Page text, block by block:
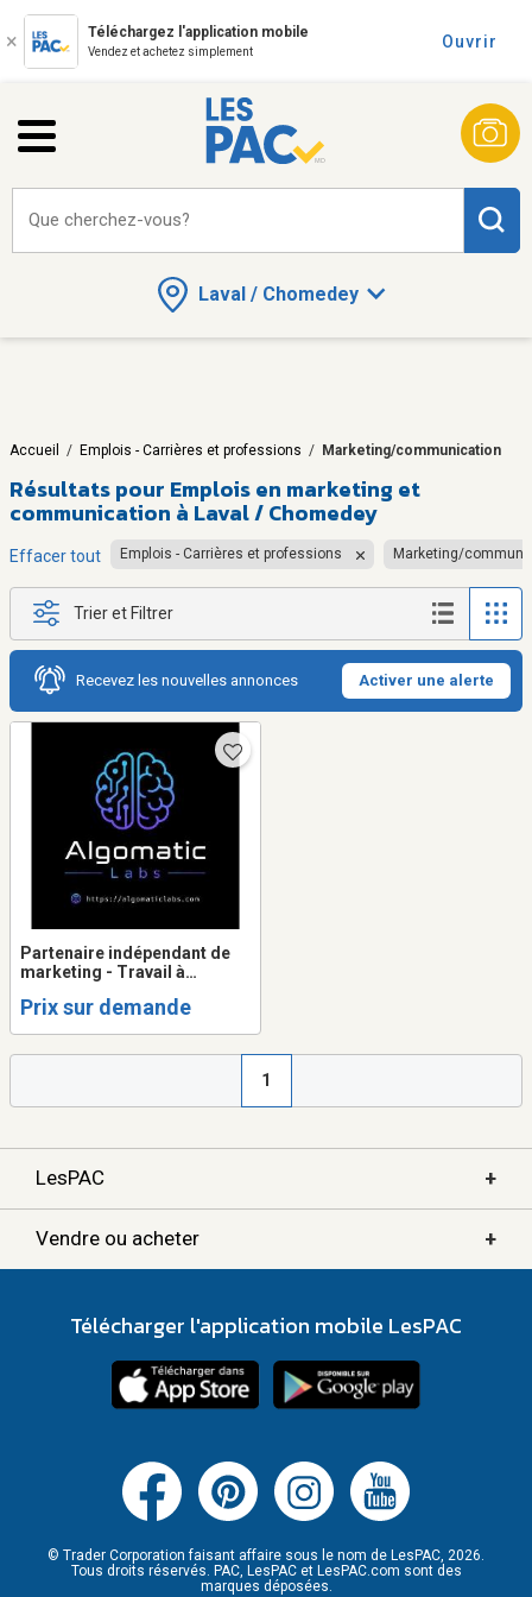
Téléchargez l'application mobile
Vendez et achetez simplement
Ouvrir
Laval / Chomedey
Que cherchez-vous?
Accueil / Emplois - Carrières et professions / Marketing/communication
Résultats pour Emplois en marketing et
communication à Laval / Chomedey
Effacer tout Emplois - Carrières et professions Marketing/
Trier et Filtrer
Recevez les nouvelles annonces Activer une alerte
Partenaire indépendant de
marketing - Travail à
Prix sur demande
1
LesPAC +
Vendre ou acheter +
Télécharger l'application mobile LesPAC
© Trader Corporation faisant affaire sous le nom de LesPAC, 2026.
Tous droits réservés. PAC, LesPAC et LesPAC.com sont des
marques déposées.